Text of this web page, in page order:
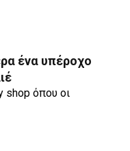
ένα υπέροχο
shop όπου οι